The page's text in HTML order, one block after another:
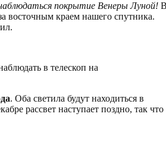
покрытие Венеры Луной! В
восточным краем нашего спутника.
в телескоп на
. Оба светила будут находиться в
рассвет наступает поздно, так что